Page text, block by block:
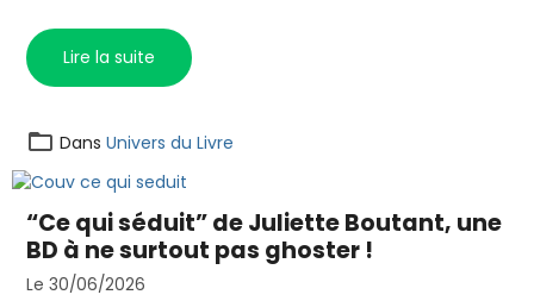
Lire la suite
Dans Univers du Livre
“Ce qui séduit” de Juliette Boutant, une
BD à ne surtout pas ghoster !
Le 30/06/2026